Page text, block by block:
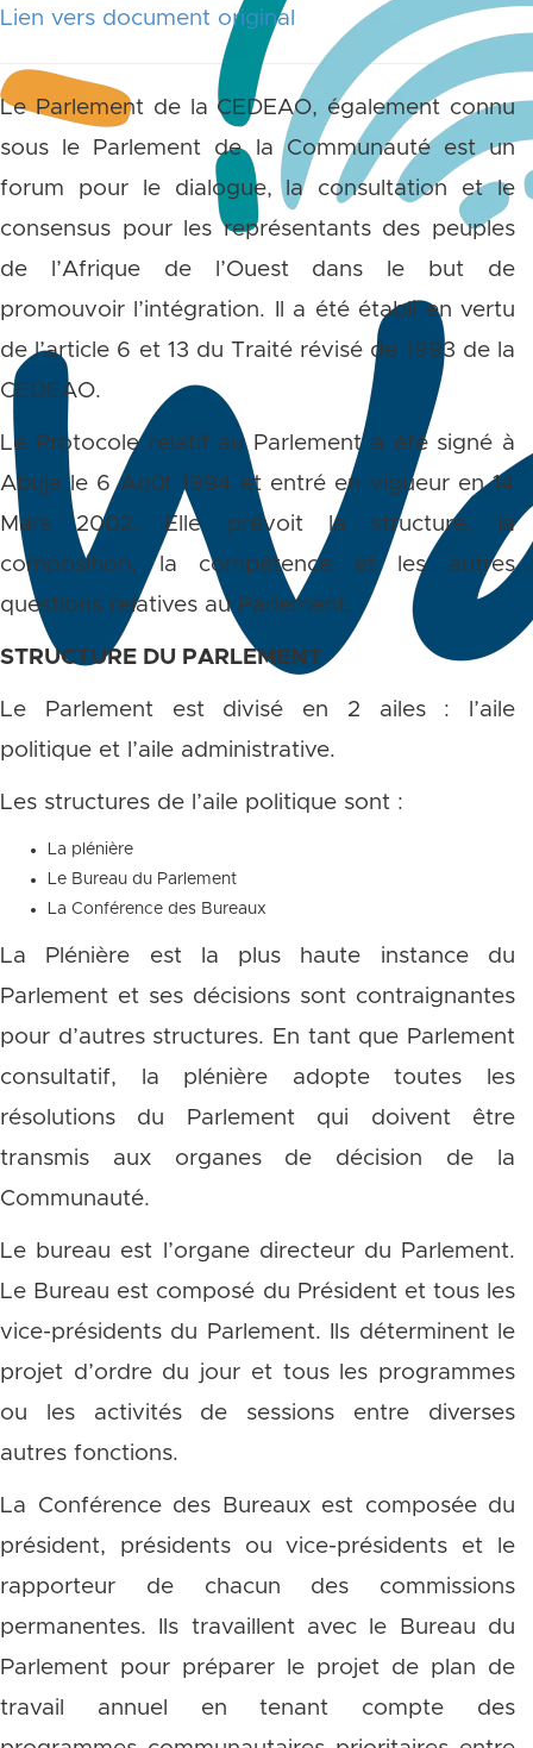
Lien vers document original
Le Parlement de la CEDEAO, également connu
sous le Parlement de la Communauté est un
forum pour le dialogue, la consultation et le
consensus pour les représentants des peuples
de l’Afrique de l’Ouest dans le but de
promouvoir l’intégration. Il a été établi en vertu
de l’article 6 et 13 du Traité révisé de 1993 de la
CEDEAO.
Le Protocole relatif au Parlement a été signé à
Abuja le 6 Août 1994 et entré en vigueur en 14
Mars 2002. Elle prévoit la structure, la
composition, la compétence et les autres
questions relatives au Parlement.
STRUCTURE DU PARLEMENT
Le Parlement est divisé en 2 ailes : l’aile
politique et l’aile administrative.
Les structures de l’aile politique sont :
La plénière
Le Bureau du Parlement
La Conférence des Bureaux
La Plénière est la plus haute instance du
Parlement et ses décisions sont contraignantes
pour d’autres structures. En tant que Parlement
consultatif, la plénière adopte toutes les
résolutions du Parlement qui doivent être
transmis aux organes de décision de la
Communauté.
Le bureau est l’organe directeur du Parlement.
Le Bureau est composé du Président et tous les
vice-présidents du Parlement. Ils déterminent le
projet d’ordre du jour et tous les programmes
ou les activités de sessions entre diverses
autres fonctions.
La Conférence des Bureaux est composée du
président, présidents ou vice-présidents et le
rapporteur de chacun des commissions
permanentes. Ils travaillent avec le Bureau du
Parlement pour préparer le projet de plan de
travail annuel en tenant compte des